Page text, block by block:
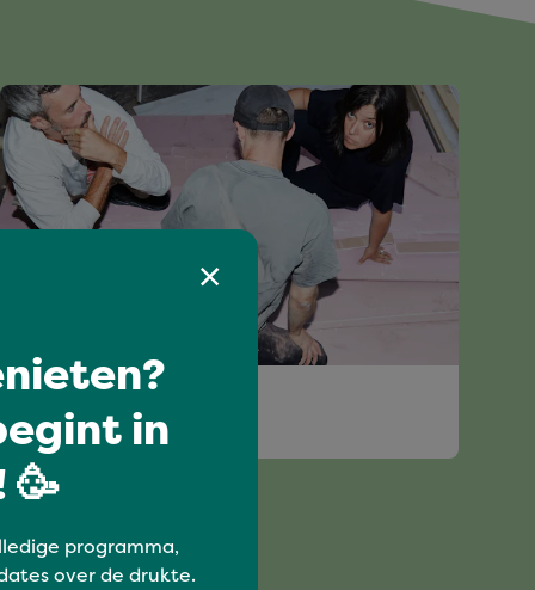
I love music
MOIN
in
🥳
programma,
over de drukte.